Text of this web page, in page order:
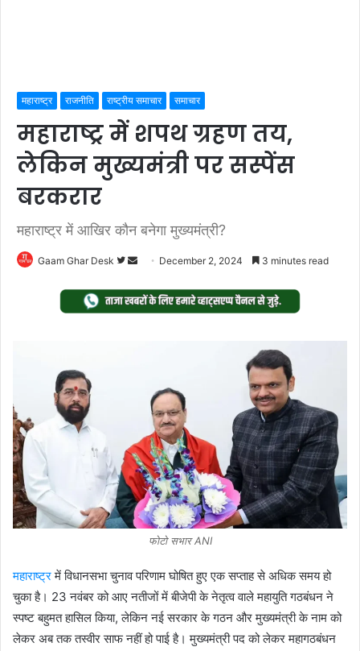
महाराष्ट्र राजनीति राष्ट्रीय समाचार समाचार
महाराष्ट्र में शपथ ग्रहण तय,
लेकिन मुख्यमंत्री पर सस्पेंस
बरकरार
महाराष्ट्र में आखिर कौन बनेगा मुख्यमंत्री?
Gaam Ghar Desk
Follow
Twitter
Send
email
December 2, 2024 3 minutes read
फोटो सभार ANI
महाराष्ट्रमें विधानसभा चुनाव परिणाम घोषित हुए एक सप्ताह से अधिक समय हो
चुका है। 23 नवंबर को आए नतीजों में बीजेपी के नेतृत्व वाले महायुति गठबंधन ने
स्पष्ट बहुमत हासिल किया, लेकिन नई सरकार के गठन और मुख्यमंत्री के नाम को
लेकर अब तक तस्वीर साफ नहीं हो पाई है। मुख्यमंत्री पद को लेकर महागठबंधन